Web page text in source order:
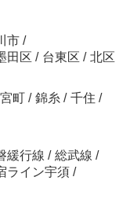
市 /
田区 / 台東区 / 北区
宮町 / 錦糸 / 千住 /
緩行線 / 総武線 /
ライン宇須 /